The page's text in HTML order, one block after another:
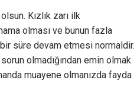
Kızlık zarı ilk
olması ve bunun fazla
süre devam etmesi normaldir.
olmadığından emin olmak
muayene olmanızda fayda